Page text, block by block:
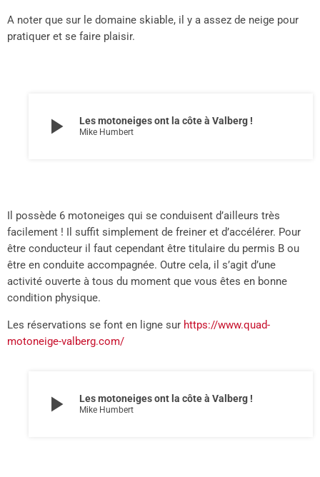
A noter que sur le domaine skiable, il y a assez de neige pour
pratiquer et se faire plaisir.
play_arrow Les motoneiges ont la côte à Valberg !
Mike Humbert
Il possède 6 motoneiges qui se conduisent d’ailleurs très
facilement ! Il suffit simplement de freiner et d’accélérer. Pour
être conducteur il faut cependant être titulaire du permis B ou
être en conduite accompagnée. Outre cela, il s’agit d’une
activité ouverte à tous du moment que vous êtes en bonne
condition physique.
Les réservations se font en ligne sur https://www.quad-
motoneige-valberg.com/
play_arrow Les motoneiges ont la côte à Valberg !
Mike Humbert